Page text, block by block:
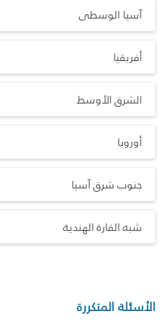
آسيا الوسطى
أفريقيا
الشرق الأوسط
أوروبا
جنوب شرق آسيا
شبه القارة الهندية
الأسئلة المتكررة